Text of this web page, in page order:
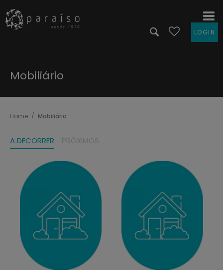
LOGIN
Mobiliário
Home Mobiliário
A DECORRER PRÓXIMOS